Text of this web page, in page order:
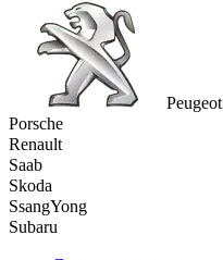
Peugeot
Porsche
Renault
Saab
Skoda
SsangYong
Subaru